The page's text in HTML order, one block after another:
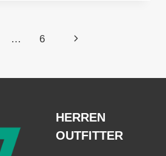
… 6
Nächste
HERREN
OUTFITTER